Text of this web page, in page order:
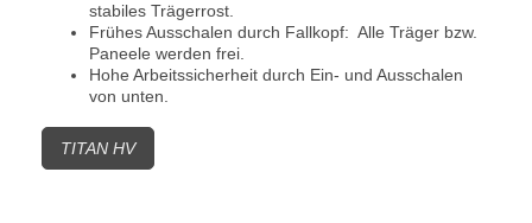
stabiles Trägerrost.
Frühes Ausschalen durch Fallkopf: Alle Träger bzw.
Paneele werden frei.
Hohe Arbeitssicherheit durch Ein- und Ausschalen
von unten.
TITAN HV